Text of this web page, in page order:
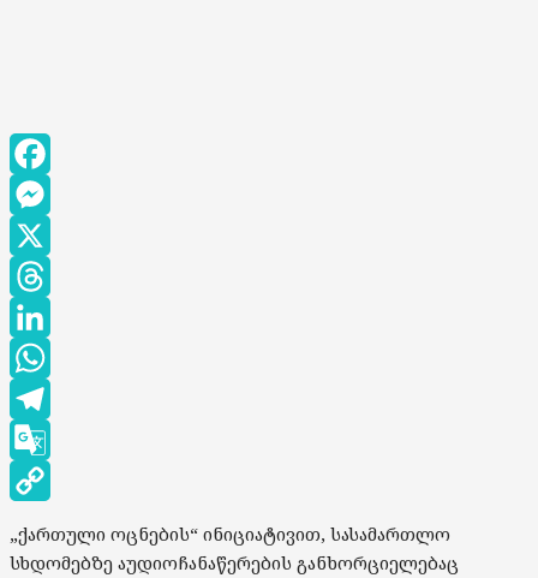
Facebook
Messenger
X
Threads
LinkedIn
WhatsApp
Telegram
Google
Translate
Copy
Link
„ქართული ოცნების“ ინიციატივით, სასამართლო
სხდომებზე აუდიოჩანაწერების განხორციელებაც